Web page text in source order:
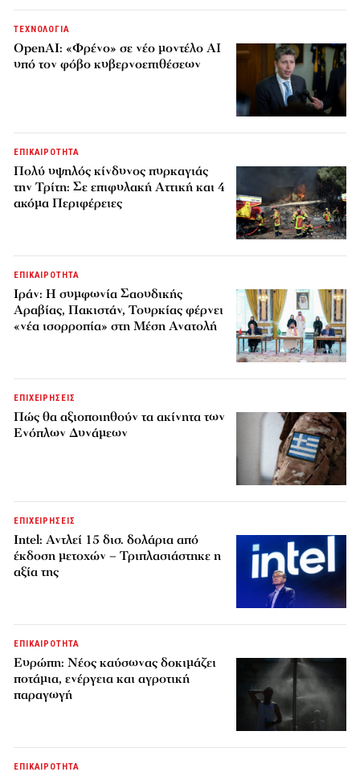
ΤΕΧΝΟΛΟΓΙΑ
OpenAI: «Φρένο» σε νέο μοντέλο AI
υπό τον φόβο κυβερνοεπιθέσεων
ΕΠΙΚΑΙΡΟΤΗΤΑ
Πολύ υψηλός κίνδυνος πυρκαγιάς
την Τρίτη: Σε επιφυλακή Αττική και 4
ακόμα Περιφέρειες
ΕΠΙΚΑΙΡΟΤΗΤΑ
Ιράν: Η συμφωνία Σαουδικής
Αραβίας, Πακιστάν, Τουρκίας φέρνει
«νέα ισορροπία» στη Μέση Ανατολή
ΕΠΙΧΕΙΡΗΣΕΙΣ
Πώς θα αξιοποιηθούν τα ακίνητα των
Ενόπλων Δυνάμεων
ΕΠΙΧΕΙΡΗΣΕΙΣ
Intel: Αντλεί 15 δισ. δολάρια από
έκδοση μετοχών – Τριπλασιάστηκε η
αξία της
ΕΠΙΚΑΙΡΟΤΗΤΑ
Ευρώπη: Νέος καύσωνας δοκιμάζει
ποτάμια, ενέργεια και αγροτική
παραγωγή
ΕΠΙΚΑΙΡΟΤΗΤΑ